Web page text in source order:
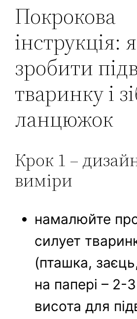
Покрокова
інструкція:
зробити
тваринку і
ланцюжок
Крок 1 –
виміри
намалюйте
силует
(пташка,
на папері – 2-
висота для